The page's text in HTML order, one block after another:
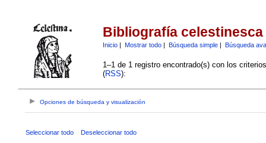
Bibliografía celestinesca
Inicio| Mostrar todo| Búsqueda simple| Búsqueda
1–1 de 1 registro encontrado(s) con los
(RSS):
Opciones de búsqueda y visualización
Seleccionar todo Deseleccionar todo